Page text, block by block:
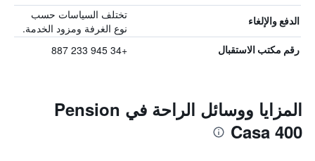
الدفع والإلغاء
تختلف السياسات حسب
نوع الغرفة ومزود الخدمة.
رقم مكتب الاستقبال +34 945 233 887
المزايا ووسائل الراحة في Pension
Casa 400